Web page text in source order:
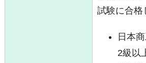
試験に合格
日本
2級以